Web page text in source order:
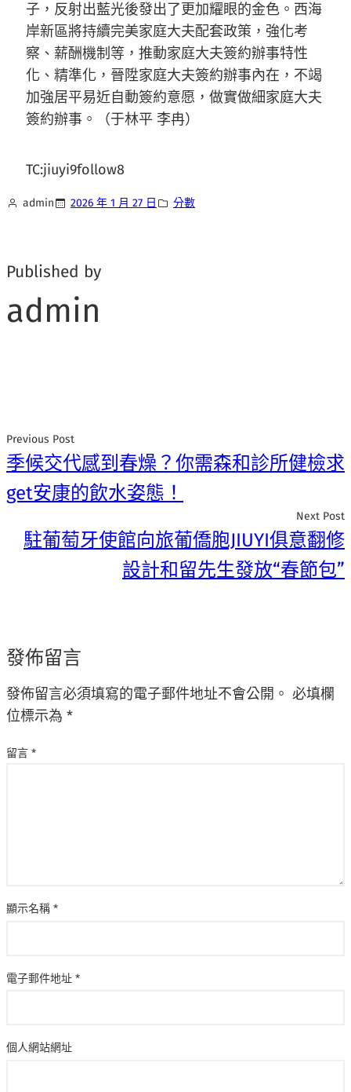
子，反射出藍光後發出了更加耀眼的金色。西海
岸新區將持續完美家庭大夫配套政策，強化考
察、薪酬機制等，推動家庭大夫簽約辦事特性
化、精準化，晉陞家庭大夫簽約辦事內在，不竭
加強居平易近自動簽約意愿，做實做細家庭大夫
簽約辦事。（于林平 李冉）
TC:jiuyi9follow8
admin 2026 年 1 月 27 日 分數
Published by
admin
Previous Post
季候交代感到春燥？你需森和診所健檢求
get安康的飲水姿態！
Next Post
駐葡萄牙使館向旅葡僑胞JIUYI俱意翻修
設計和留先生發放“春節包”
發佈留言
發佈留言必須填寫的電子郵件地址不會公開。 必填欄
位標示為 *
留言 *
顯示名稱 *
電子郵件地址 *
個人網站網址